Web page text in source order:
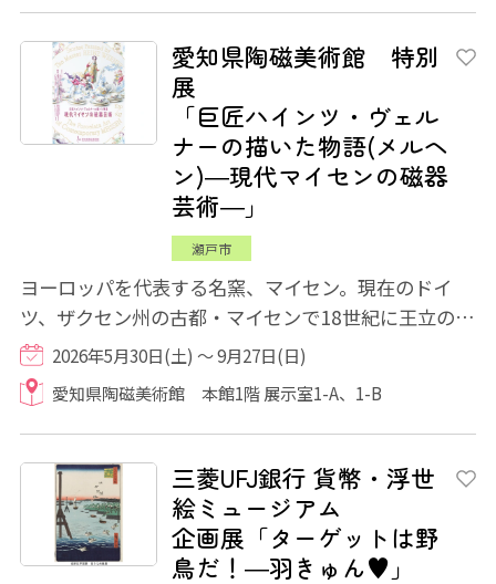
愛知県陶磁美術館 特別
展
「巨匠ハインツ・ヴェル
ナーの描いた物語(メルヘ
ン)―現代マイセンの磁器
芸術―」
瀬戸市
ヨーロッパを代表する名窯、マイセン。現在のドイ
ツ、ザクセン州の古都・マイセンで18世紀に王立の磁
器製作所として創業しました。ヨーロッパ初の...
2026年5月30日(土) ～ 9月27日(日)
愛知県陶磁美術館 本館1階 展示室1-A、1-B
三菱UFJ銀行 貨幣・浮世
絵ミュージアム
企画展「ターゲットは野
鳥だ！―羽きゅん♥」